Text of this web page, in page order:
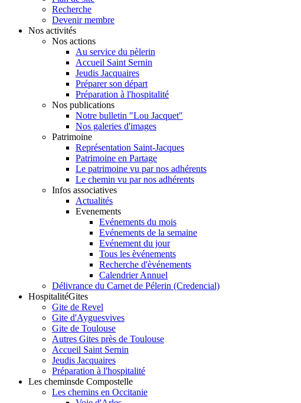
Recherche
Devenir membre
Nos activités
Nos actions
Au service du pèlerin
Accueil Saint Sernin
Jeudis Jacquaires
Préparer son départ
Préparation à l'hospitalité
Nos publications
Notre bulletin "Lou Jacquet"
Nos galeries d'images
Patrimoine
Représentation Saint-Jacques
Patrimoine en Partage
Le patrimoine vu par nos adhérents
Le chemin vu par nos adhérents
Infos associatives
Actualités
Evenements
Evénements du mois
Evénements de la semaine
Evénement du jour
Tous les èvénements
Recherche d'èvénements
Calendrier Annuel
Délivrance du Carnet de Pélerin (Credencial)
HospitalitéGites
Gite de Revel
Gite d'Ayguesvives
Gite de Toulouse
Autres Gites près de Toulouse
Accueil Saint Sernin
Jeudis Jacquaires
Préparation à l'hospitalité
Les cheminsde Compostelle
Les chemins en Occitanie